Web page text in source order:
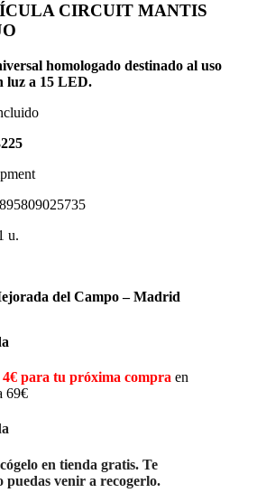
CIRCUIT MANTIS
homologado destinado al uso
luz a 15 LED.
u.
del Campo – Madrid
4€ para tu próxima compra en
69€
en tienda gratis. Te
puedas venir a recogerlo.